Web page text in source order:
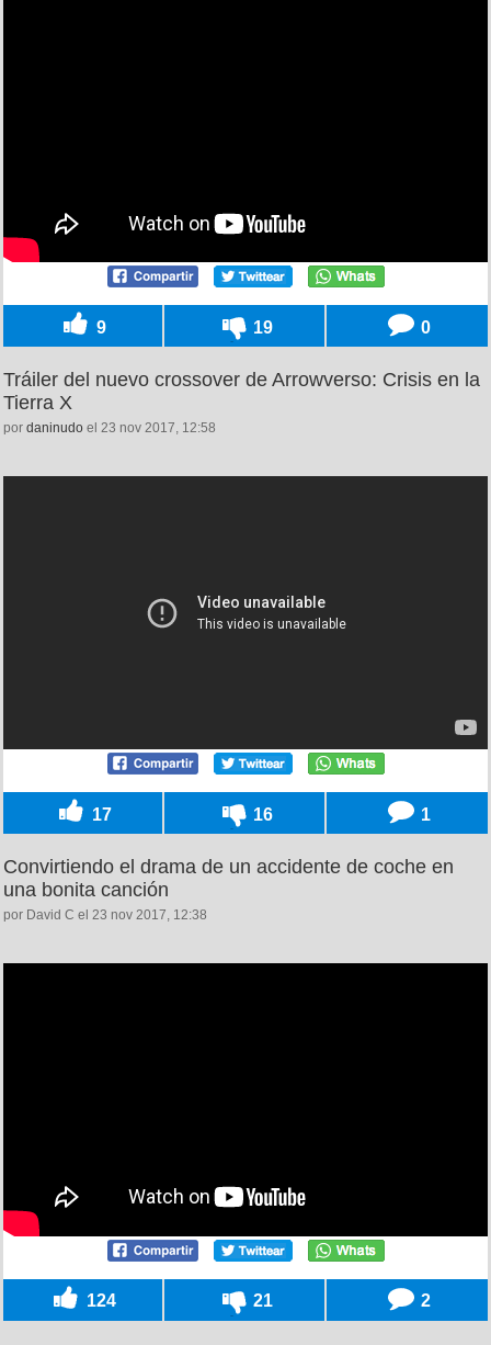
9 19 0
Tráiler del nuevo crossover de Arrowverso: Crisis en la
Tierra X
por daninudo el 23 nov 2017, 12:58
17 16 1
Convirtiendo el drama de un accidente de coche en
una bonita canción
por David C el 23 nov 2017, 12:38
124 21 2